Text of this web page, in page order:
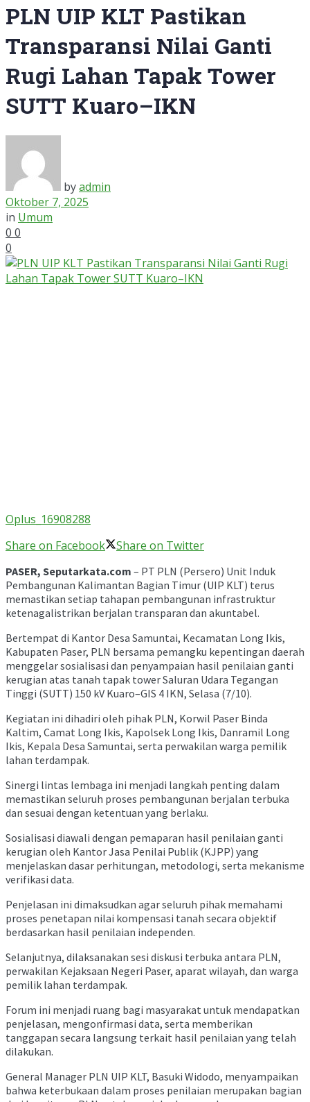
PLN UIP KLT Pastikan
Transparansi Nilai Ganti
Rugi Lahan Tapak Tower
SUTT Kuaro–IKN
byadmin
Oktober 7, 2025
in Umum
0 0
0
Oplus_16908288
Share on Facebook
Share on Twitter
PASER, Seputarkata.com – PT PLN (Persero) Unit Induk
Pembangunan Kalimantan Bagian Timur (UIP KLT) terus
memastikan setiap tahapan pembangunan infrastruktur
ketenagalistrikan berjalan transparan dan akuntabel.
Bertempat di Kantor Desa Samuntai, Kecamatan Long Ikis,
Kabupaten Paser, PLN bersama pemangku kepentingan daerah
menggelar sosialisasi dan penyampaian hasil penilaian ganti
kerugian atas tanah tapak tower Saluran Udara Tegangan
Tinggi (SUTT) 150 kV Kuaro–GIS 4 IKN, Selasa (7/10).
Kegiatan ini dihadiri oleh pihak PLN, Korwil Paser Binda
Kaltim, Camat Long Ikis, Kapolsek Long Ikis, Danramil Long
Ikis, Kepala Desa Samuntai, serta perwakilan warga pemilik
lahan terdampak.
Sinergi lintas lembaga ini menjadi langkah penting dalam
memastikan seluruh proses pembangunan berjalan terbuka
dan sesuai dengan ketentuan yang berlaku.
Sosialisasi diawali dengan pemaparan hasil penilaian ganti
kerugian oleh Kantor Jasa Penilai Publik (KJPP) yang
menjelaskan dasar perhitungan, metodologi, serta mekanisme
verifikasi data.
Penjelasan ini dimaksudkan agar seluruh pihak memahami
proses penetapan nilai kompensasi tanah secara objektif
berdasarkan hasil penilaian independen.
Selanjutnya, dilaksanakan sesi diskusi terbuka antara PLN,
perwakilan Kejaksaan Negeri Paser, aparat wilayah, dan warga
pemilik lahan terdampak.
Forum ini menjadi ruang bagi masyarakat untuk mendapatkan
penjelasan, mengonfirmasi data, serta memberikan
tanggapan secara langsung terkait hasil penilaian yang telah
dilakukan.
General Manager PLN UIP KLT, Basuki Widodo, menyampaikan
bahwa keterbukaan dalam proses penilaian merupakan bagian